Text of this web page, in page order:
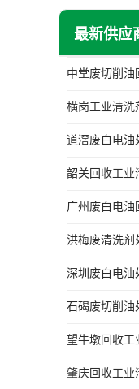
回收废清
回收废三
回收废清
最新供应